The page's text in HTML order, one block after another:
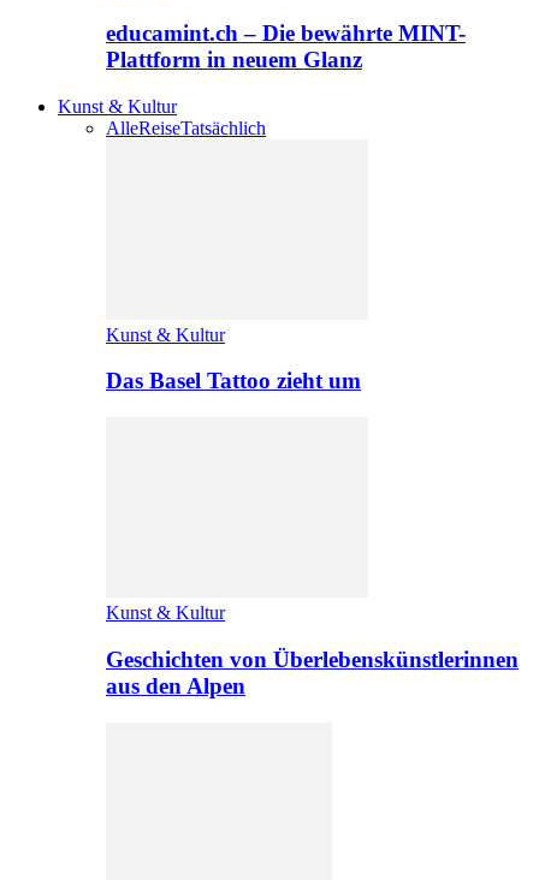
educamint.ch – Die bewährte MINT-
Plattform in neuem Glanz
Kunst & Kultur
AlleReiseTatsächlich
Kunst & Kultur
Das Basel Tattoo zieht um
Kunst & Kultur
Geschichten von Überlebenskünstlerinnen
aus den Alpen